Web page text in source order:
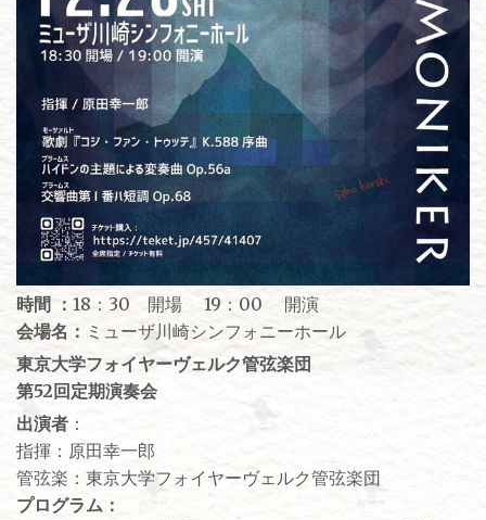
時間 ： 18：30 開場 19：00 開演
会場名： ミューザ川崎シンフォニーホール
東京大学フォイヤーヴェルク管弦楽団
第52回定期演奏会
出演者 ：
指揮：原田幸一郎
管弦楽：東京大学フォイヤーヴェルク管弦楽団
プログラム：